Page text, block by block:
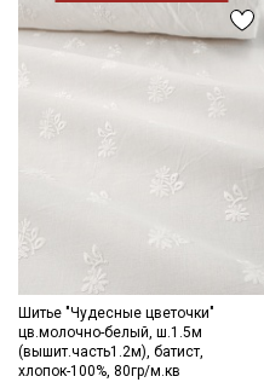
Шитье "Чудесные цветочки"
цв.молочно-белый, ш.1.5м
(вышит.часть1.2м), батист,
хлопок-100%, 80гр/м.кв
ДаюСогласие на
информационных